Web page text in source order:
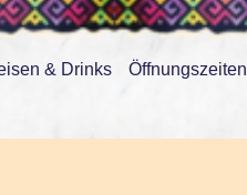
& Drinks
Öffnungszeiten